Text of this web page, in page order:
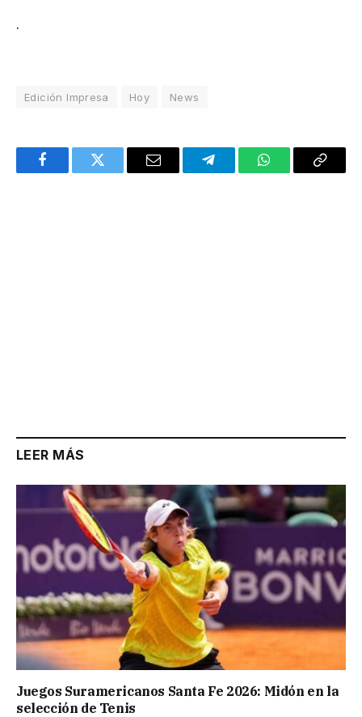
.
Edición Impresa Hoy News
FacebookTwitter Email TelegramWhatsAppCopy
LEER MÁS
Juegos Suramericanos Santa Fe 2026: Midón en la
selección de Tenis